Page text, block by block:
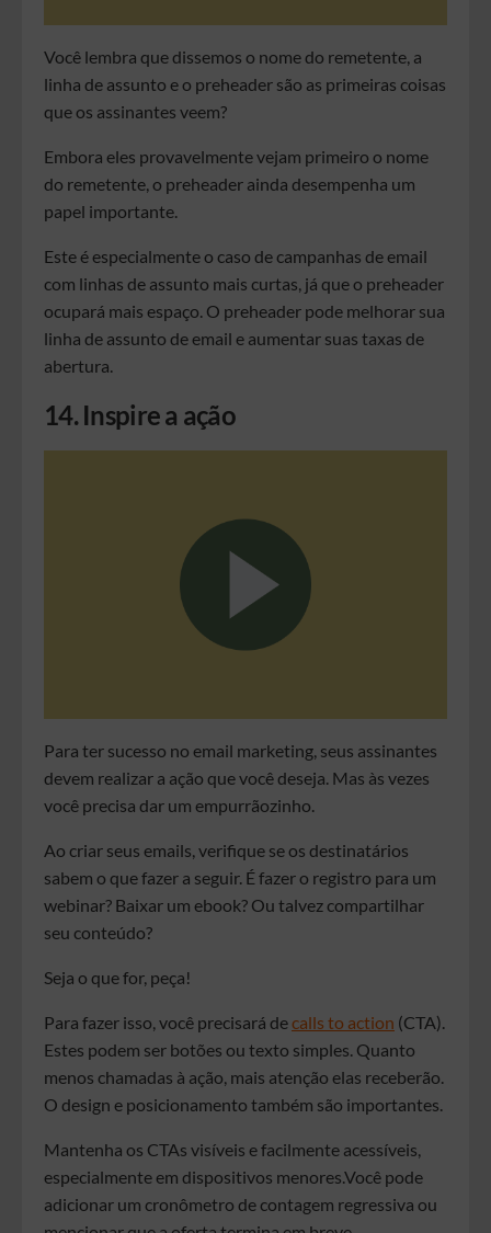
Você lembra que dissemos o nome do remetente, a
linha de assunto e o preheader são as primeiras coisas
que os assinantes veem?
Embora eles provavelmente vejam primeiro o nome
do remetente, o preheader ainda desempenha um
papel importante.
Este é especialmente o caso de campanhas de email
com linhas de assunto mais curtas, já que o preheader
ocupará mais espaço. O preheader pode melhorar sua
linha de assunto de email e aumentar suas taxas de
abertura.
14. Inspire a ação
Para ter sucesso no email marketing, seus assinantes
devem realizar a ação que você deseja. Mas às vezes
você precisa dar um empurrãozinho.
Ao criar seus emails, verifique se os destinatários
sabem o que fazer a seguir. É fazer o registro para um
webinar? Baixar um ebook? Ou talvez compartilhar
seu conteúdo?
Seja o que for, peça!
Para fazer isso, você precisará decalls to action (CTA).
Estes podem ser botões ou texto simples. Quanto
menos chamadas à ação, mais atenção elas receberão.
O design e posicionamento também são importantes.
Mantenha os CTAs visíveis e facilmente acessíveis,
especialmente em dispositivos menores.Você pode
adicionar um cronômetro de contagem regressiva ou